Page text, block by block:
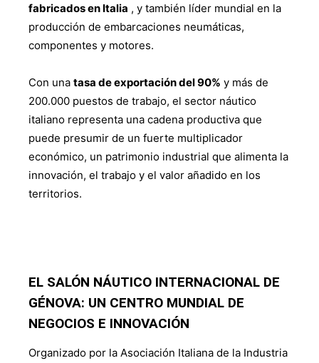
fabricados en Italia , y también líder mundial en la
producción de embarcaciones neumáticas,
componentes y motores.
Con una tasa de exportación del 90% y más de
200.000 puestos de trabajo, el sector náutico
italiano representa una cadena productiva que
puede presumir de un fuerte multiplicador
económico, un patrimonio industrial que alimenta la
innovación, el trabajo y el valor añadido en los
territorios.
EL SALÓN NÁUTICO INTERNACIONAL DE
GÉNOVA: UN CENTRO MUNDIAL DE
NEGOCIOS E INNOVACIÓN
Organizado por la Asociación Italiana de la Industria